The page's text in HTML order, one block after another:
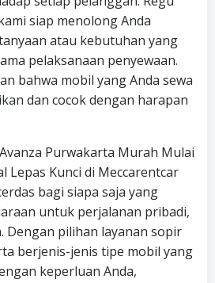
siap menolong Anda
atau kebutuhan yang
pelaksanaan penyewaan.
bahwa mobil yang Anda sewa
dan cocok dengan harapan
Purwakarta Murah Mulai
Lepas Kunci di Meccarentcar
bagi siapa saja yang
untuk perjalanan pribadi,
Dengan pilihan layanan sopir
berjenis-jenis tipe mobil yang
keperluan Anda,